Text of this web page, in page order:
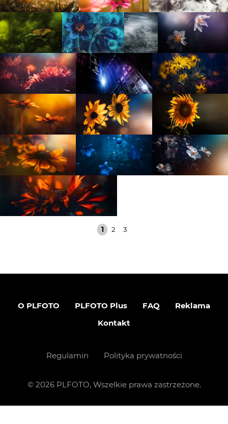
1 2 3
O PLFOTO PLFOTO Plus FAQ
Reklama
Kontakt
Regulamin Polityka prywatności
© 2026PLFOTO, Wszelkie prawa zastrzeżone.